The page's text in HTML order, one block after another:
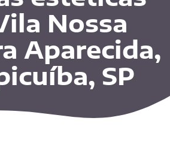
Nossa
Aparecida,
SP